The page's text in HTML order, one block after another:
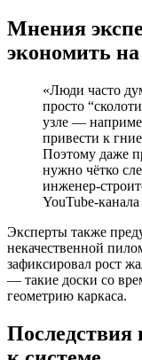
Мнения
экономить на
«Люди часто
просто
узле —
привести к
Поэтому даже
нужно чётко
инженер-
YouTube-
Эксперты также
некачественной
зафиксировал рост
— такие доски со
геометрию каркаса.
Последствия